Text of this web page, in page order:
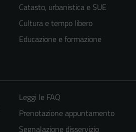
Catasto, urbanistica e SUE
Cultura e tempo libero
Educazione e formazione
Leggi le FAQ
Prenotazione appuntamento
Segnalazione disservizio